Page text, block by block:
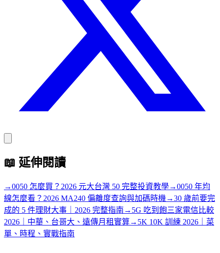
📖 延伸閱讀
→0050 怎麼買？2026 元大台灣 50 完整投資教學→0050 年均
線怎麼看？2026 MA240 偏離度查詢與加碼時機 →30 歲前要完
成的 5 件理財大事｜2026 完整指南 → 5G 吃到飽三家電信比較
2026｜中華、台哥大、遠傳月租實算→ 5K 10K 訓練 2026｜菜
單、時程、實戰指南